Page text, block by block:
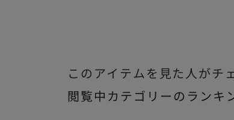
このアイテムを見た人がチ
閲覧中カテゴリーのランキ